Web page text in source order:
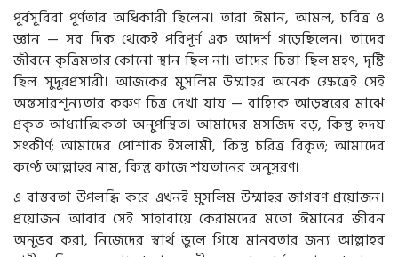
পূর্বসূরিরা পূর্ণতার অধিকারী ছিলেন। তারা ঈমান, আমল, চরিত্র ও
জ্ঞান — সব দিক থেকেই পরিপূর্ণ এক আদর্শ গড়েছিলেন। তাদের
জীবনে কৃত্রিমতার কোনো স্থান ছিল না। তাদের চিন্তা ছিল মহৎ, দৃষ্টি
ছিল সুদূরপ্রসারী। আজকের মুসলিম উম্মাহর অনেক ক্ষেত্রেই সেই
অন্তসারশূন্যতার করুণ চিত্র দেখা যায় — বাহ্যিক আড়ম্বরের মাঝে
প্রকৃত আধ্যাত্মিকতা অনুপস্থিত। আমাদের মসজিদ বড়, কিন্তু হৃদয়
সংকীর্ণ; আমাদের পোশাক ইসলামী, কিন্তু চরিত্র বিকৃত; আমাদের
কণ্ঠে আল্লাহর নাম, কিন্তু কাজে শয়তানের অনুসরণ।
এ বাস্তবতা উপলব্ধি করে এখনই মুসলিম উম্মাহর জাগরণ প্রয়োজন।
প্রয়োজন আবার সেই সাহাবায়ে কেরামদের মতো ঈমানের জীবন
অনুভব করা, নিজেদের স্বার্থ ভুলে গিয়ে মানবতার জন্য আল্লাহর